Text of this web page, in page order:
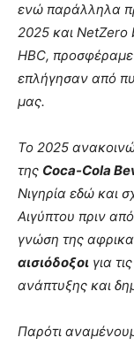
ενώ παράλληλα
2025 και
HBC, προσφέραμε
επλήγησαν από
μας.
Το 2025
της Coca-Cola
Νιγηρία εδώ και
Αιγύπτου πριν
γνώση της
αισιόδοξοι για
ανάπτυξης και
Παρότι